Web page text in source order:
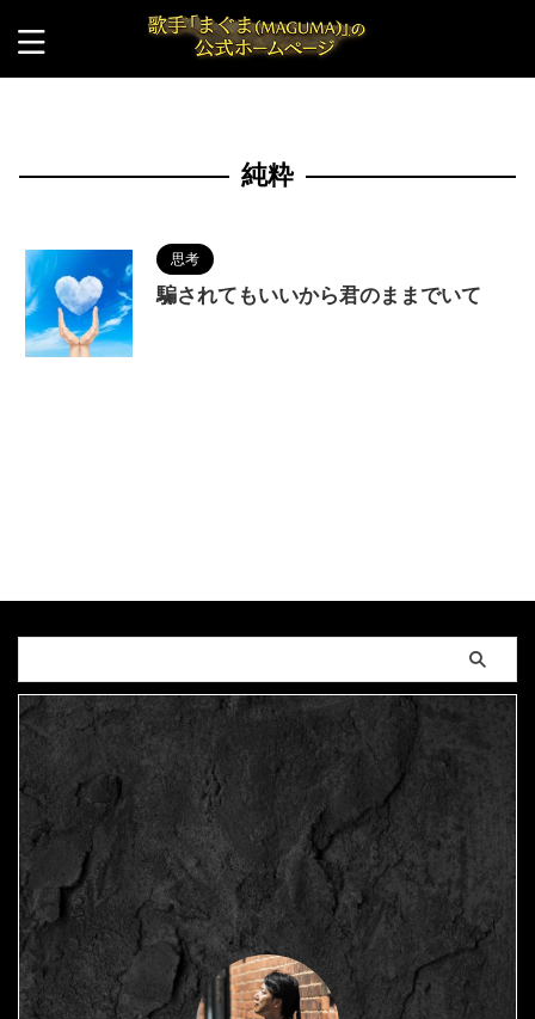
純粋
思考
騙されてもいいから君のままでいて